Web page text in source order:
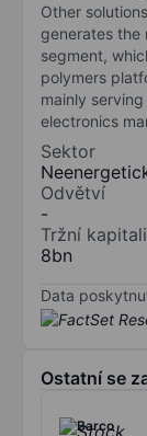
Other
generates the
segment,
polymers
mainly
electronics
Sektor
Odvětví
-
Tržní
8bn
Data
Ostatní se
Barco